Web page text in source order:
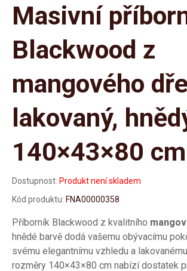
Masivní
Blackwood z
mangového
lakovaný,
140×43×80 cm
Dostupnost: Produkt není skladem
Kód produktu: FNA00000358
Příborník Blackwood z kvalitního
hnědé barvě dodá vašemu obývacímu
svému elegantnímu vzhledu a
rozměry 140×43×80 cm nabízí dostatek